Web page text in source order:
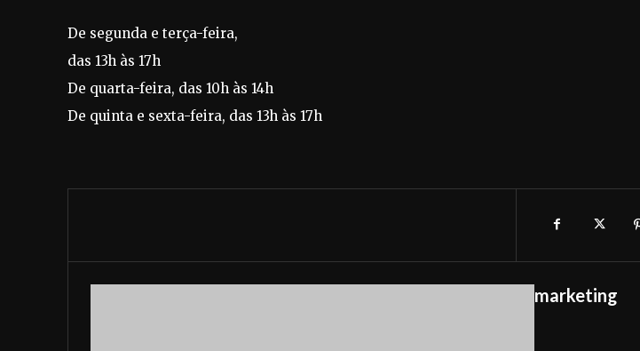
De segunda e terça-feira,
das 13h às 17h
De quarta-feira, das 10h às 14h
De quinta e sexta-feira, das 13h às 17h
marketing